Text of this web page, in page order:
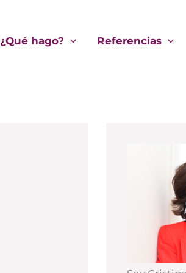
¿Qué hago? Referencias